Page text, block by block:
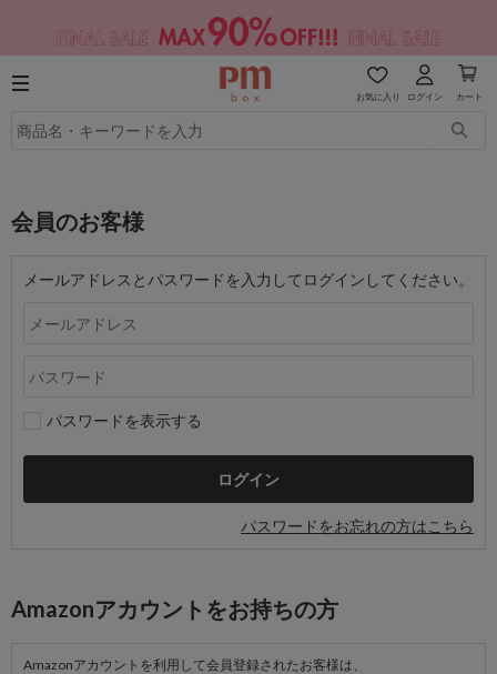
お気に入り ログイン カート
会員のお客様
メールアドレスとパスワードを入力してログインしてください。
パスワードを表示する
パスワードをお忘れの方はこちら
Amazonアカウントをお持ちの方
Amazonアカウントを利用して会員登録されたお客様は、